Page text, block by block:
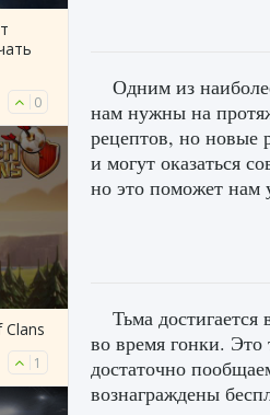
0
1
Одним из
нам нужны на
рецептов, но новые
и могут оказаться
но это поможет нам
Тьма
во время гонки. Это
достаточно
вознаграждены